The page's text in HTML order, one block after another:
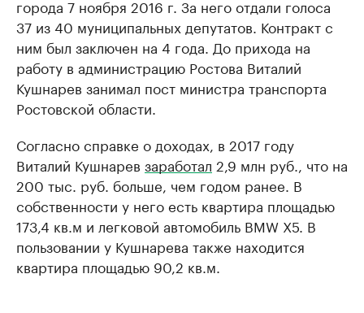
города 7 ноября 2016 г. За него отдали голоса
37 из 40 муниципальных депутатов. Контракт с
ним был заключен на 4 года. До прихода на
работу в администрацию Ростова Виталий
Кушнарев занимал пост министра транспорта
Ростовской области.
Согласно справке о доходах, в 2017 году
Виталий Кушнарев заработал 2,9 млн руб., что на
200 тыс. руб. больше, чем годом ранее. В
собственности у него есть квартира площадью
173,4 кв.м и легковой автомобиль BMW X5. В
пользовании у Кушнарева также находится
квартира площадью 90,2 кв.м.